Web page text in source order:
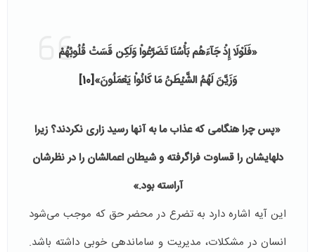
«فَلَوْلَا إِذْ جَآءَهُم بَأْسُنَا تَضَرَّعُواْ وَلَکِن قَسَتْ قُلُوبُهُمْ
وَزَیَّنَ لَهُمُ الشَّیْطَنُ مَا کَانُواْ یَعْمَلُونَ»[10]
«پس چرا هنگامى كه عذاب ما به آنها رسيد زارى نكردند؟ زيرا
د­­ل­هايشان را قساوت فراگرفته و شيطان اعمالشان را در نظرشان
آراسته بود.»
این آیه اشاره دارد به تضرع در محضر حق که موجب می‌شود
انسان در مشکلات، مدیریت و ساماندهی خوبی داشته باشد.